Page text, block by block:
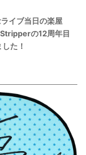
イブ当日の楽屋
の12周年目
た！